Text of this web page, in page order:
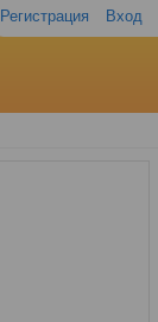
Регистрация Вход